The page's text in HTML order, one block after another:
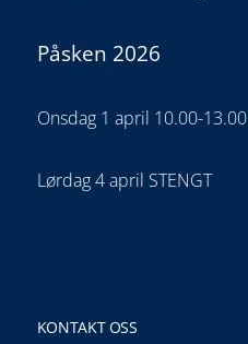
Påsken 2026
Onsdag 1 april 10.00-13.00
Lørdag 4 april STENGT
KONTAKT OSS